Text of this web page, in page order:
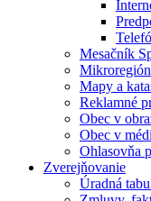
Mesačník
Mikroregión
Mapy a
Reklamné
Obec v
Obec v
Ohlasovňa
Zverejňovanie
Úradná